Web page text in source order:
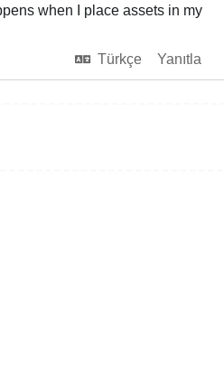
when I place assets in my
Türkçe
Yanıtla